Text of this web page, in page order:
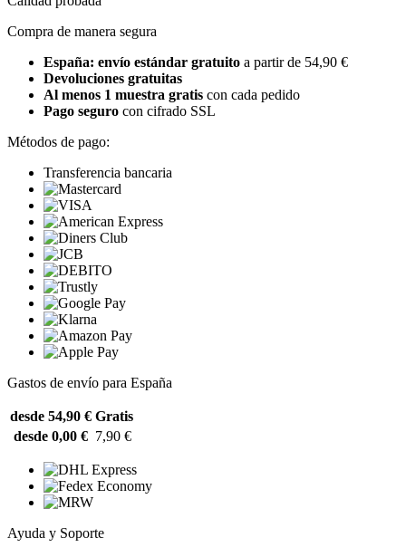
Compra de manera segura
España: envío estándar gratuito a partir de 54,90 €
Devoluciones gratuitas
Al menos 1 muestra gratis con cada pedido
Pago seguro con cifrado SSL
Métodos de pago:
Transferencia bancaria
Gastos de envío para España
desde 54,90 € Gratis
desde 0,00 € 7,90 €
Ayuda y Soporte